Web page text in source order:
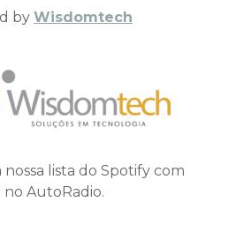
by Wisdomtech
lista do Spotify com
AutoRadio.